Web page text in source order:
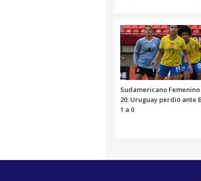
Sudamericano Femenino
20: Uruguay perdió ante
1 a 0